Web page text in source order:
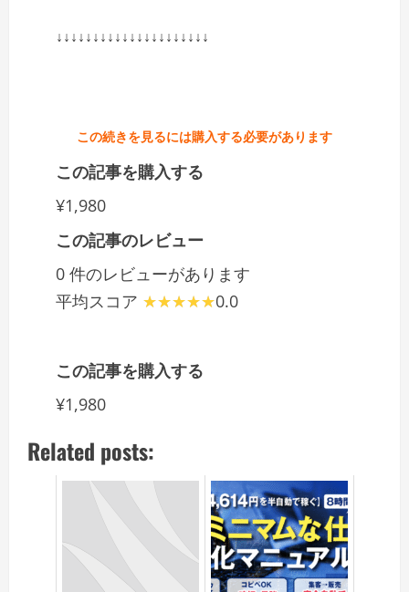
↓↓↓↓↓↓↓↓↓↓↓↓↓↓↓↓↓↓↓↓↓
この続きを見るには購入する必要があります
この記事を購入する
¥1,980
この記事のレビュー
0 件のレビューがあります
平均スコア
0.0
この記事を購入する
¥1,980
Related posts: